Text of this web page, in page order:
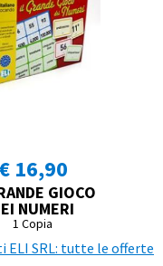
€ 16,90
GIOCO
NUMERI
1 Copia
ELI SRL: tutte le offerte